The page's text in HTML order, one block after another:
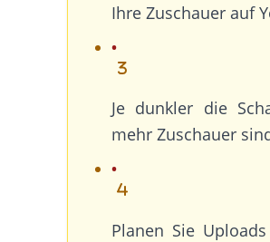
Ihre Zuschauer auf
Je dunkler die
mehr Zuschauer
Planen Sie